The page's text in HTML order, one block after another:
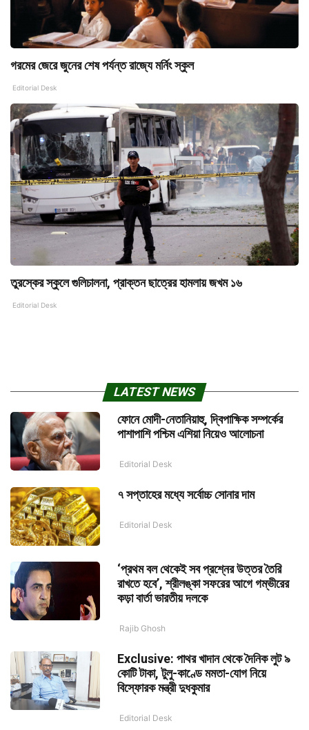
গরমের জেরে জুনের শেষ পর্যন্ত রাজ্যে মর্নিং স্কুল
Editorial Desk
তুরস্কের স্কুলে গুলিচালনা, প্রাক্তন ছাত্রের হামলায় জখম ১৬
Editorial Desk
LATEST NEWS
ফোনে মোদী-নেতানিয়াহু, দ্বিপাক্ষিক সম্পর্কের
পাশাপাশি পশ্চিম এশিয়া নিয়েও আলোচনা
Editorial Desk
৭ সপ্তাহের মধ্যে সর্বোচ্চ সোনার দাম
Editorial Desk
‘প্রথম বল থেকেই সব প্রশ্নের উত্তর তৈরি
রাখতে হবে’, শ্রীলঙ্কা সফরের আগে গম্ভীরের
কড়া বার্তা ভারতীয় দলকে
Rajib Ghosh
Exclusive: পাথর খাদান থেকে দৈনিক লুট ৯
কোটি টাকা, টুলু-কাণ্ডে মমতা-যোগ নিয়ে
বিস্ফোরক মন্ত্রী দুধকুমার
Editorial Desk